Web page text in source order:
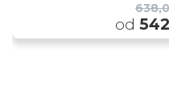
od